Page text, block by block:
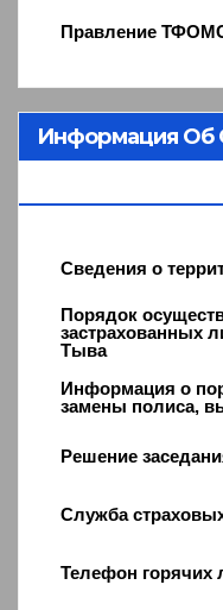
Правление
Информация Об
Сведения о
Порядок
застрахованных
Тыва
Информация о
замены полиса,
Решение
Служба
Телефон